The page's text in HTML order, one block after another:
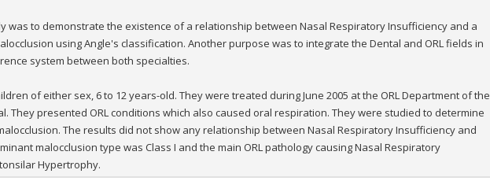
was to demonstrate the existence of a relationship between Nasal Respiratory Insufficiency and a
using Angle's classification. Another purpose was to integrate the Dental and ORL fields in
system between both specialties.
of either sex, 6 to 12 years-old. They were treated during June 2005 at the ORL Department of the
They presented ORL conditions which also caused oral respiration. They were studied to determine
The results did not show any relationship between Nasal Respiratory Insufficiency and
malocclusion type was Class I and the main ORL pathology causing Nasal Respiratory
Hypertrophy.